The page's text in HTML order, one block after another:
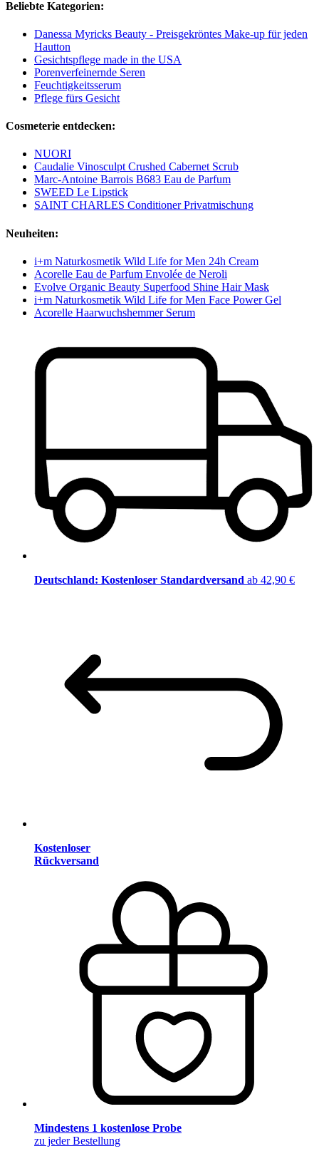
Beliebte Kategorien:
Danessa Myricks Beauty - Preisgekröntes Make-up für jeden
Hautton
Gesichtspflege made in the USA
Porenverfeinernde Seren
Feuchtigkeitsserum
Pflege fürs Gesicht
Cosmeterie entdecken:
NUORI
Caudalie Vinosculpt Crushed Cabernet Scrub
Marc-Antoine Barrois B683 Eau de Parfum
SWEED Le Lipstick
SAINT CHARLES Conditioner Privatmischung
Neuheiten:
i+m Naturkosmetik Wild Life for Men 24h Cream
Acorelle Eau de Parfum Envolée de Neroli
Evolve Organic Beauty Superfood Shine Hair Mask
i+m Naturkosmetik Wild Life for Men Face Power Gel
Acorelle Haarwuchshemmer Serum
Deutschland: Kostenloser Standardversand ab 42,90 €
Kostenloser
Rückversand
Mindestens 1 kostenlose Probe
zu jeder Bestellung